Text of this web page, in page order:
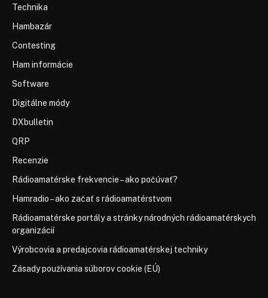
Technika
Hambazár
Contesting
Ham informácie
Software
Digitálne módy
DXbulletin
QRP
Recenzie
Rádioamatérske frekvencie – ako počúvať?
Hamradio – ako začať s rádioamatérstvom
Rádioamatérske portály a stránky národných rádioamatérskych
organizácií
Výrobcovia a predajcovia rádioamatérskej techniky
Zásady používania súborov cookie (EÚ)